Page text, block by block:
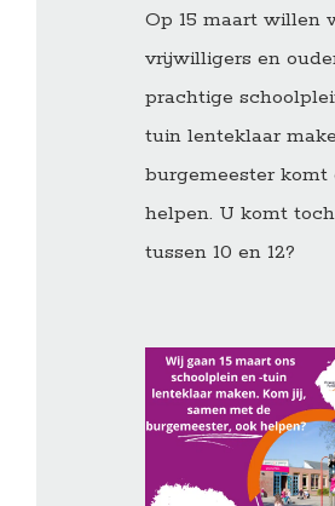
Op 15 maart willen
vrijwilligers en
prachtige
tuin lenteklaar
burgemeester komt
helpen. U komt
tussen 10 en 12?